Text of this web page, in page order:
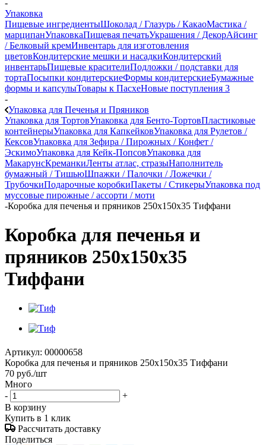
-
Упаковка
Пищевые ингредиентыШоколад / Глазурь / КакаоМастика /
марципанУпаковкаПищевая печатьУкрашения / ДекорАйсинг
/ Белковый кремИнвентарь для изготовления
цветовКондитерские мешки и насадкиКондитерский
инвентарьПищевые красителиПодложки / подставки для
тортаПосыпки кондитерскиеФормы кондитерскиеБумажные
формы и капсулыТовары к ПасхеНовые поступления 3
-
Упаковка для Печенья и Пряников
Упаковка для ТортовУпаковка для Бенто-ТортовПластиковые
контейнерыУпаковка для КапкейковУпаковка для Рулетов /
КексовУпаковка для Зефира / Пирожных / Конфет /
ЭскимоУпаковка для Кейк-ПопсовУпаковка для
МакарунсКреманкиЛенты атлас, стразыНаполнитель
бумажный / ТишьюШпажки / Палочки / Ложечки /
ТрубочкиПодарочные коробкиПакеты / СтикерыУпаковка под
муссовые пирожные / ассорти / моти
-Коробка для печенья и пряников 250х150х35 Тиффани
Коробка для печенья и
пряников 250х150х35
Тиффани
Артикул: 00000658
Коробка для печенья и пряников 250х150х35 Тиффани
70 руб./шт
Много
-
+
В корзину
Купить в 1 клик
Рассчитать доставку
Поделиться